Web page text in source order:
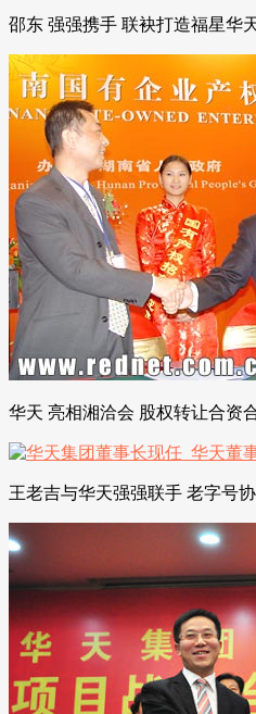
邵东 强强携手 联袂打造福星华
华天 亮相湘洽会 股权转让合资
王老吉与华天强强联手 老字号